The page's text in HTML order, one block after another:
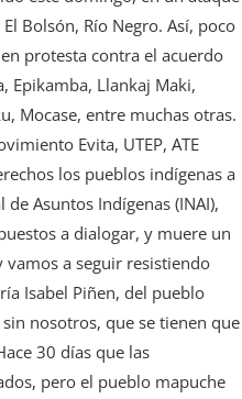
Bolsón, Río Negro. Así, poco
protesta contra el acuerdo
Epikamba, Llankaj Maki,
Mocase, entre muchas otras.
Evita, UTEP, ATE
los pueblos indígenas a
Asuntos Indígenas (INAI),
a dialogar, y muere un
vamos a seguir resistiendo
Isabel Piñen, del pueblo
nosotros, que se tienen que
30 días que las
pero el pueblo mapuche